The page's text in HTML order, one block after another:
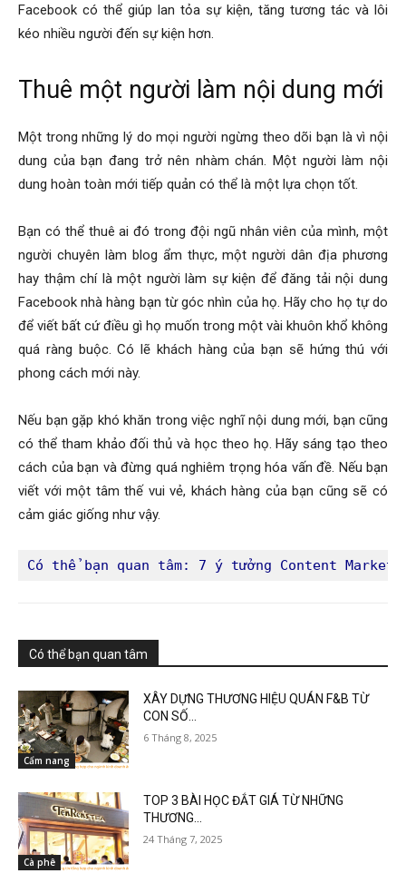
Facebook có thể giúp lan tỏa sự kiện, tăng tương tác và lôi
kéo nhiều người đến sự kiện hơn.
Thuê một người làm nội dung mới
Một trong những lý do mọi người ngừng theo dõi bạn là vì nội
dung của bạn đang trở nên nhàm chán. Một người làm nội
dung hoàn toàn mới tiếp quản có thể là một lựa chọn tốt.
Bạn có thể thuê ai đó trong đội ngũ nhân viên của mình, một
người chuyên làm blog ẩm thực, một người dân địa phương
hay thậm chí là một người làm sự kiện để đăng tải nội dung
Facebook nhà hàng bạn từ góc nhìn của họ. Hãy cho họ tự do
để viết bất cứ điều gì họ muốn trong một vài khuôn khổ không
quá ràng buộc. Có lẽ khách hàng của bạn sẽ hứng thú với
phong cách mới này.
Nếu bạn gặp khó khăn trong việc nghĩ nội dung mới, bạn cũng
có thể tham khảo đối thủ và học theo họ. Hãy sáng tạo theo
cách của bạn và đừng quá nghiêm trọng hóa vấn đề. Nếu bạn
viết với một tâm thế vui vẻ, khách hàng của bạn cũng sẽ có
cảm giác giống như vậy.
Có thể bạn quan tâm: 7 ý tưởng Content
Có thể bạn quan tâm
Cẩm nang
XÂY DỰNG THƯƠNG HIỆU QUÁN F&B TỪ
CON SỐ...
6 Tháng 8, 2025
Cà phê
TOP 3 BÀI HỌC ĐẮT GIÁ TỪ NHỮNG
THƯƠNG...
24 Tháng 7, 2025